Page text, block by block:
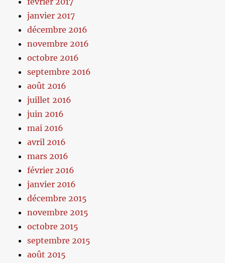
janvier 2017
décembre 2016
novembre 2016
octobre 2016
septembre 2016
août 2016
juillet 2016
juin 2016
mai 2016
avril 2016
mars 2016
février 2016
janvier 2016
décembre 2015
novembre 2015
octobre 2015
septembre 2015
août 2015